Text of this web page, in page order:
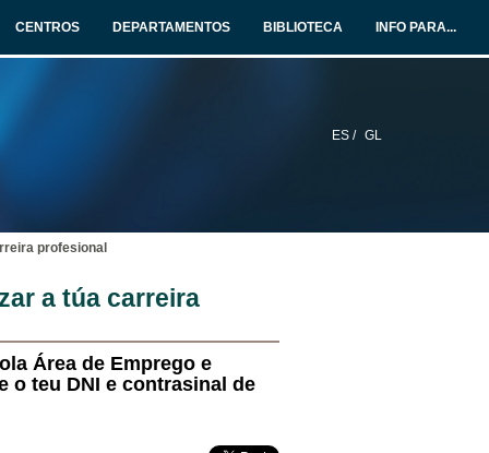
CENTROS DEPARTAMENTOS BIBLIOTECA INFO PARA...
ES / GL
profesional
a túa carreira
Área de Emprego e
o teu DNI e contrasinal de